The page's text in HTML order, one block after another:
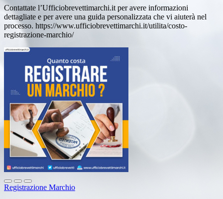
Contattate l’Ufficiobrevettimarchi.it per avere informazioni
dettagliate e per avere una guida personalizzata che vi aiuterà nel
processo. https://www.ufficiobrevettimarchi.it/utilita/costo-
registrazione-marchio/
Registrazione Marchio